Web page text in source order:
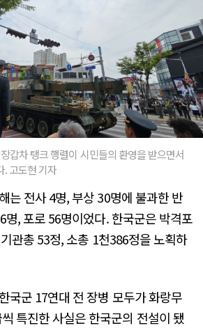
갑차 탱크 행렬이 시민들의 환영을 받으면서
. 고도현 기자
는 전사 4명, 부상 30명에 불과한 반
명, 포로 56명이었다. 한국군은 박격포
관총 53정, 소총 1천386정을 노획하
국군 17연대 전 장병 모두가 화랑무
특진한 사실은 한국군의 전설이 됐